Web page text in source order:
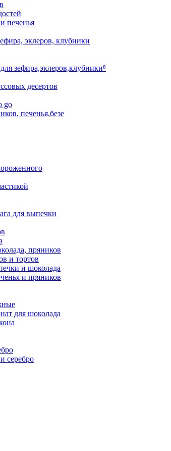
печенья
эклеров, клубники
зефира,эклеров,клубники⁸
десертов
go
печенья,безе
для выпечки
пряников
и тортов
и шоколада
и пряников
для шоколада
серебро